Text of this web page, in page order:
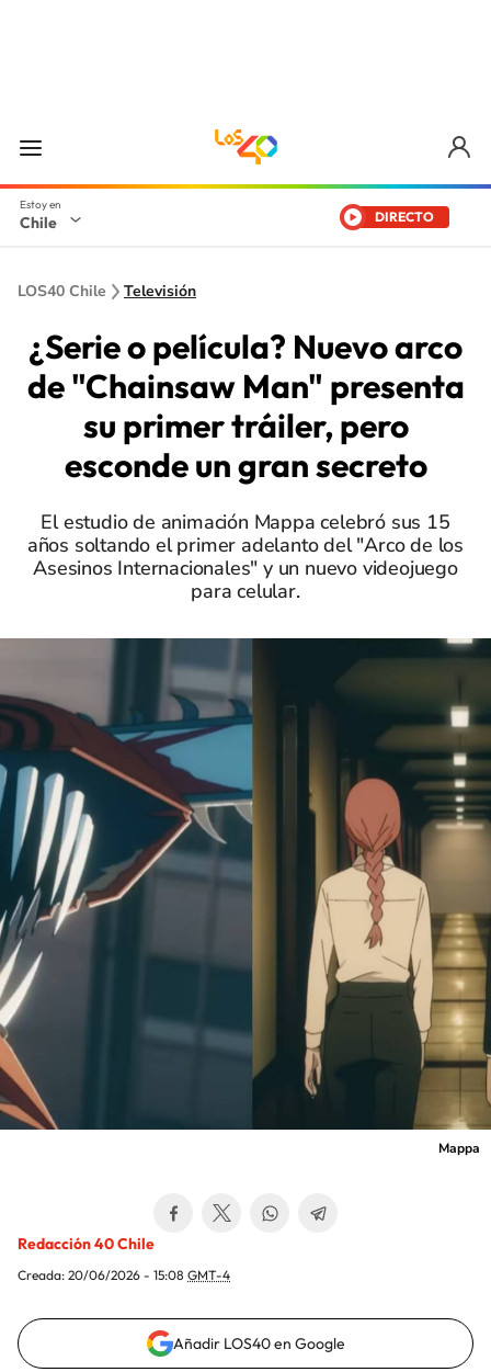
Chile DIRECTO
LOS40 Chile Televisión
¿Serie o película? Nuevo arco
de "Chainsaw Man" presenta
su primer tráiler, pero
esconde un gran secreto
El estudio de animación Mappa celebró sus 15
años soltando el primer adelanto del "Arco de los
Asesinos Internacionales" y un nuevo videojuego
para celular.
Mappa
Redacción 40 Chile
Creada: 20/06/2026 - 15:08 GMT-4
Añadir LOS40 en Google